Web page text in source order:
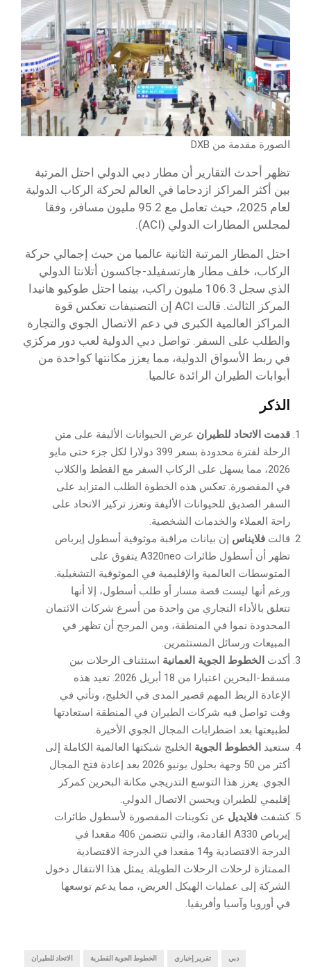
الصورة مقدمة من DXB
تظهر أحدث التقارير أن مطار دبي الدولي احتل المرتبة
بين أكثر المراكز ازدحاما في العالم لحركة الركاب الدولية
لعام 2025، حيث تعامل مع 95.2 مليون مسافر، وفقا
لمجلس المطارات الدولي (ACI).
احتل المطار المرتبة الثانية عالميا من حيث إجمالي حركة
الركاب، خلف مطار هارتسفيلد-جاكسون أتلانتا الدولي
الذي سجل 106.3 مليون راكب، بينما احتل طوكيو هانيدا
المركز الثالث. قالت ACI إن التصنيفات تعكس قوة
المراكز العالمية الكبرى في دعم الاتصال الجوي والتجارة
والطلب على السفر. تواصل دبي الدولية لعب دور مركزي
في ربط الأسواق الدولية، مما يعزز مكانتها كواحدة من
أبوابات الطيران الرائدة عالميا.
الذكر
قدمت الاتحاد للطيران عرض الحيوانات الأليفة على متن
الرحلة لفترة محدودة بسعر 399 دولارا لكل جزء حتى مايو
2026، مما يسهل على الركاب السفر مع القطط والكلاب
في المقصورة. تعكس هذه الخطوة الطلب المتزايد على
السفر الصديق للحيوانات الأليفة وتعزز تركيز الاتحاد على
راحة العملاء والخدمات الشخصية.
قالت فلايناس إن بيانات مراقبة موثوقية أسطول إيرباص
تظهر أن أسطول طائرات A320neo يتفوق على
المتوسطات العالمية والإقليمية في الموثوقية التشغيلية.
ورغم أنها ليست قصة مسار أو طلب أسطول، إلا أنها
تتعلق بالأداء التجاري من واحدة من أسرع شركات الائتمان
المحدودة نموا في المنطقة، ومن المرجح أن تظهر في
المبيعات ورسائل المستثمرين.
أكدت الخطوط الجوية العمانية استئناف الرحلات بين
مسقط-البحرين اعتبارا من 18 أبريل 2026. تعيد هذه
الإعادة الربط المهم قصير المدى في الخليج، وتأتي في
وقت تواصل فيه شركات الطيران في المنطقة استعادتها
لطبيعتها بعد اضطرابات المجال الجوي الأخيرة.
ستعيد الخطوط الجوية الخليج شبكتها العالمية الكاملة إلى
أكثر من 50 وجهة بحلول يونيو 2026 بعد إعادة فتح المجال
الجوي. يعزز هذا التوسع التدريجي مكانة البحرين كمركز
إقليمي للطيران ويحسن الاتصال الدولي.
كشفت فلايديل عن تكوينات المقصورة لأسطول طائرات
إيرباص A330 القادمة، والتي تتضمن 406 مقعدا في
الدرجة الاقتصادية و14 مقعدا في الدرجة الاقتصادية
الممتازة لرحلات الرحلات الطويلة. يمثل هذا الانتقال دخول
الشركة إلى عمليات الهيكل العريض، مما يدعم توسعها
في أوروبا وآسيا وأفريقيا.
الاتحاد للطيران الخطوط الجوية القطرية تقرير إخباري دبي